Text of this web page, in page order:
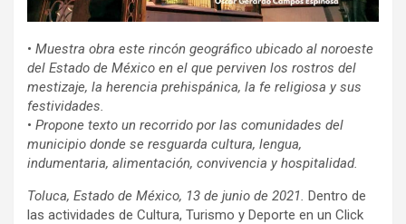
• Muestra obra este rincón geográfico ubicado al noroeste
del Estado de México en el que perviven los rostros del
mestizaje, la herencia prehispánica, la fe religiosa y sus
festividades.
• Propone texto un recorrido por las comunidades del
municipio donde se resguarda cultura, lengua,
indumentaria, alimentación, convivencia y hospitalidad.
Toluca, Estado de México, 13 de junio de 2021. Dentro de
las actividades de Cultura, Turismo y Deporte en un Click